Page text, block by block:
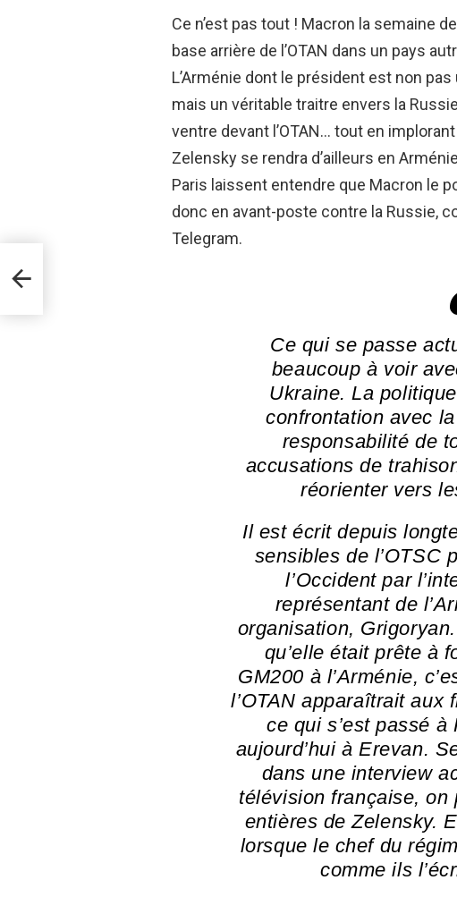
Ce n’est pas tout ! Macron la semaine
base arrière de l’OTAN dans un pays
L’Arménie dont le président est non
mais un véritable traitre envers la
ventre devant l’OTAN… tout en
Zelensky se rendra d’ailleurs en
Paris laissent entendre que Macron le
donc en avant-poste contre la Russie,
Telegram.
Ce qui se passe
beaucoup à voir
Ukraine. La
confrontation avec
responsabilité de
accusations de
réorienter vers
Il est écrit depuis
sensibles de l’OTSC
l’Occident par
représentant de
organisation,
qu’elle était prête à
GM200 à l’Arménie,
l’OTAN apparaîtrait aux
ce qui s’est passé
aujourd’hui à Erevan.
dans une interview
télévision française, on
entières de Zelensky.
lorsque le chef du
comme ils